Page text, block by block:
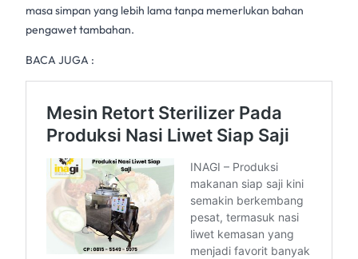
masa simpan yang lebih lama tanpa memerlukan bahan
pengawet tambahan.
BACA JUGA :